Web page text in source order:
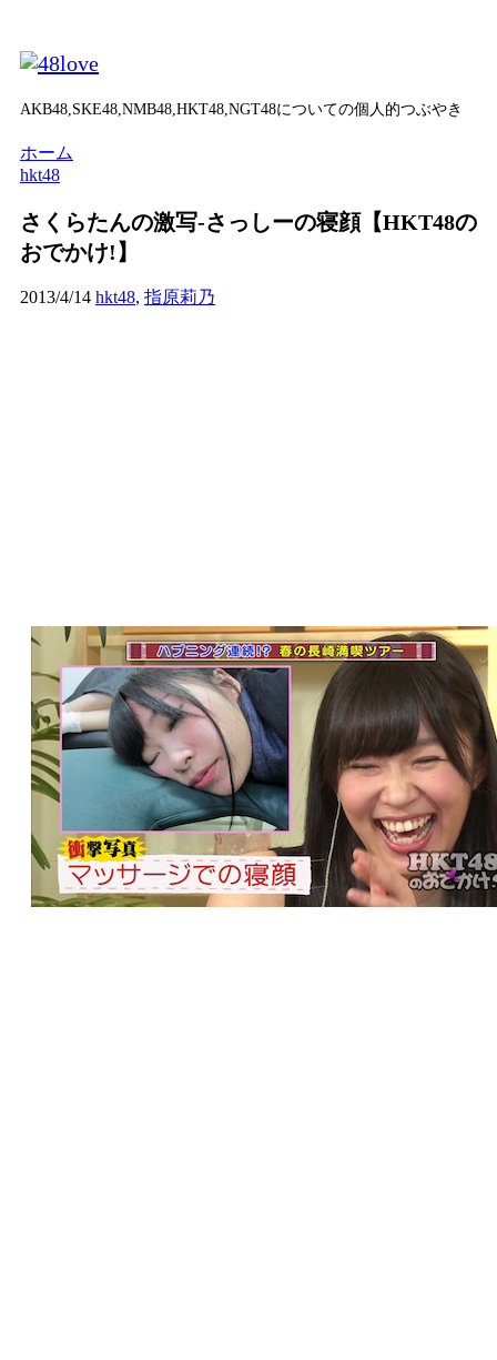
AKB48,SKE48,NMB48,HKT48,NGT48についての個人的つぶやき
ホーム
hkt48
さくらたんの激写-さっしーの寝顔【HKT48の
おでかけ!】
2013/4/14 hkt48, 指原莉乃